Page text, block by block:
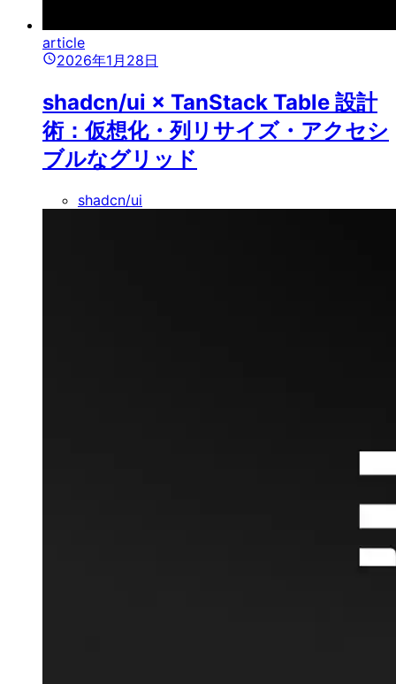
article
2026年1月28日
shadcn/ui × TanStack Table 設計
術：仮想化・列リサイズ・アクセシ
ブルなグリッド
shadcn/ui